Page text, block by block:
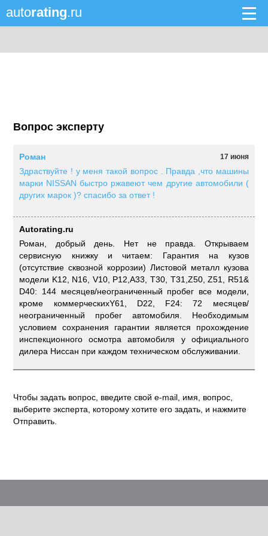
autorating.ru
Вопрос эксперту
17 июня
Роман
Здраствуйте ! у меня такой вопрос . Правда ,что машины
марки NISSAN быстро ржавеют чем другие автомобили (
других марок )? спасибо за ответ !
Autorating.ru
Роман, добрый день. Нет не правда. Открываем
сервисную книжку и читаем: Гарантия на кузов
(отсутствие сквозной коррозии) Листовой металл кузова
модели K12, N16, V10, P12,A33, T30, Т31,Z50, Z51, R51&
D40: 144 месяцев/неограниченный пробег все модели,
кроме коммерческихY61, D22, F24: 72 месяцев/
неограниченный пробег автомобиля. Необходимым
условием сохранения гарантии является прохождение
инспекционного осмотра автомобиля у официального
дилера Ниссан при каждом техническом обслуживании.
Чтобы задать вопрос, введите свой e-mail, имя, вопрос,
выберите эксперта, которому хотите его задать, и нажмите
Отправить.